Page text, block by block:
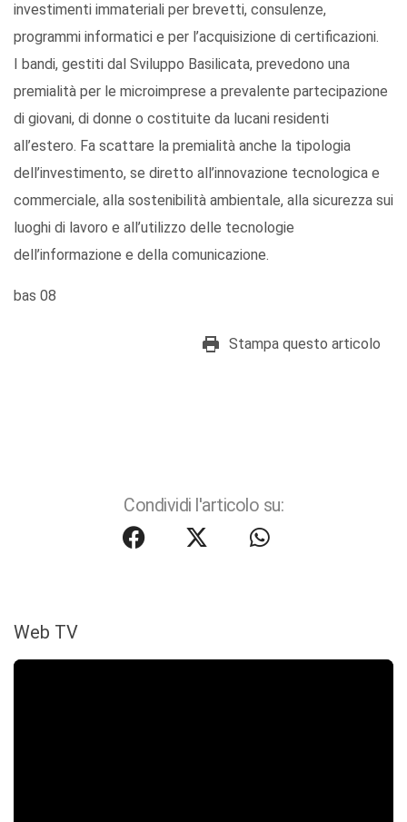
investimenti immateriali per brevetti, consulenze,
programmi informatici e per l’acquisizione di certificazioni.
I bandi, gestiti dal Sviluppo Basilicata, prevedono una
premialità per le microimprese a prevalente partecipazione
di giovani, di donne o costituite da lucani residenti
all’estero. Fa scattare la premialità anche la tipologia
dell’investimento, se diretto all’innovazione tecnologica e
commerciale, alla sostenibilità ambientale, alla sicurezza sui
luoghi di lavoro e all’utilizzo delle tecnologie
dell’informazione e della comunicazione.
bas 08
Stampa questo articolo
Condividi l'articolo su:
Web TV